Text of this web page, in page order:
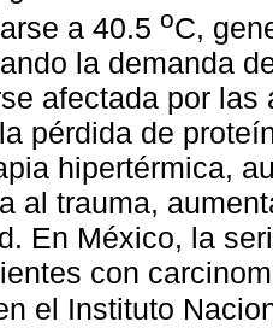
a 40.5 oC,
la demanda
afectada por
pérdida de
hipertérmica,
al trauma,
En México, la
con
el Instituto